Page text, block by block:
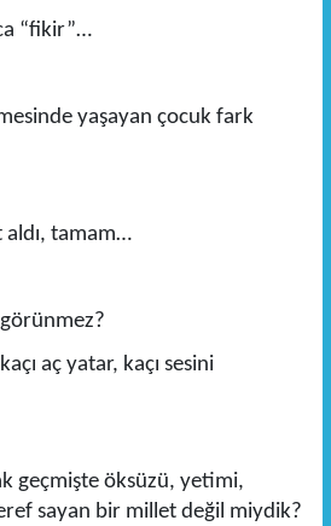
“fikir”…
yaşayan çocuk fark
aldı, tamam…
aç yatar, kaçı sesini
geçmişte öksüzü, yetimi,
sayan bir millet değil miydik?